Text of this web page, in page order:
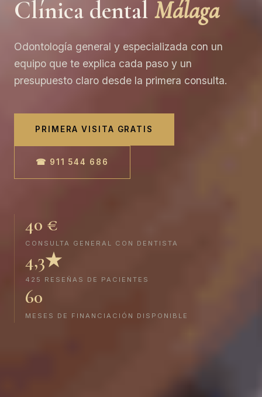
Clínica dental Málaga
Odontología general y especializada con un
equipo que te explica cada paso y un
presupuesto claro desde la primera consulta.
PRIMERA VISITA GRATIS
☎ 911 544 686
40 €
CONSULTA GENERAL CON DENTISTA
4,3★
425 RESEÑAS DE PACIENTES
60
MESES DE FINANCIACIÓN DISPONIBLE